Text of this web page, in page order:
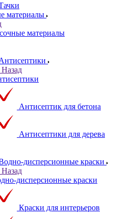
материалы
материалы
Назад
Антисептик для бетона
Антисептики для дерева
дисперсионные краски
Назад
дисперсионные краски
Краски для интерьеров